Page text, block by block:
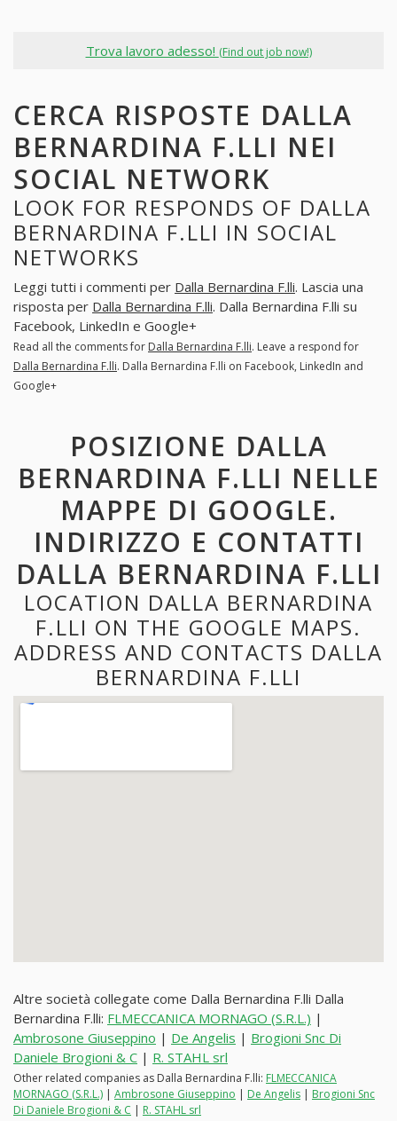
Trova lavoro adesso! (Find out job now!)
CERCA RISPOSTE DALLA
BERNARDINA F.LLI NEI
SOCIAL NETWORK
LOOK FOR RESPONDS OF DALLA
BERNARDINA F.LLI IN SOCIAL
NETWORKS
Leggi tutti i commenti per Dalla Bernardina F.lli. Lascia una
risposta per Dalla Bernardina F.lli. Dalla Bernardina F.lli su
Facebook, LinkedIn e Google+
Read all the comments for Dalla Bernardina F.lli. Leave a respond for
Dalla Bernardina F.lli. Dalla Bernardina F.lli on Facebook, LinkedIn and
Google+
POSIZIONE DALLA
BERNARDINA F.LLI NELLE
MAPPE DI GOOGLE.
INDIRIZZO E CONTATTI
DALLA BERNARDINA F.LLI
LOCATION DALLA BERNARDINA
F.LLI ON THE GOOGLE MAPS.
ADDRESS AND CONTACTS DALLA
BERNARDINA F.LLI
Altre società collegate come Dalla Bernardina F.lli Dalla
Bernardina F.lli: FLMECCANICA MORNAGO (S.R.L.) |
Ambrosone Giuseppino | De Angelis | Brogioni Snc Di
Daniele Brogioni & C | R. STAHL srl
Other related companies as Dalla Bernardina F.lli: FLMECCANICA
MORNAGO (S.R.L.) | Ambrosone Giuseppino | De Angelis | Brogioni Snc
Di Daniele Brogioni & C | R. STAHL srl